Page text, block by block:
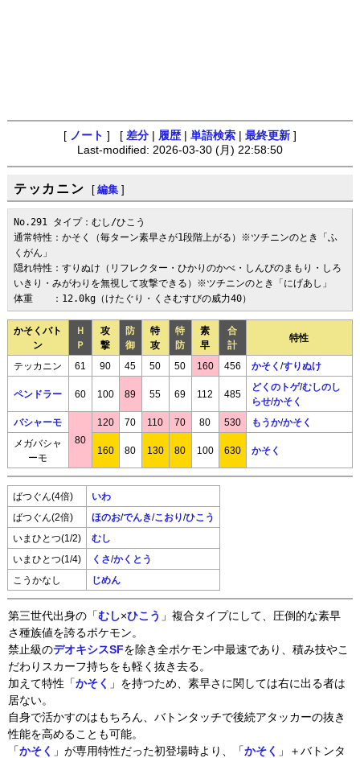
[ ノート ] [ 差分 履歴 単語検索 最終更新 ]
Last-modified: 2026-03-30 (月) 22:58:50
テッカニン [ 編集 ]
No.291 タイプ：むし/ひこう
通常特性：かそく（毎ターン素早さが1段階上がる）※ツチニンのとき「ふ
くがん」
隠れ特性：すりぬけ（リフレクター・ひかりのかべ・しんぴのまもり・しろ
いきり・みがわりを無視して攻撃できる）※ツチニンのとき「にげあし」
体重　　：12.0kg（けたぐり・くさむすびの威力40）
かそくバト
ン
Ｈ
Ｐ
攻
撃
防
御
特
攻
特
防
素
早
合
計
特性
テッカニン 61 90 45 50 50 160 456 かそく /すりぬけ
ペンドラー 60 100 89 55 69 112 485
どくのトゲ/むしのし
らせ/かそく
バシャーモ
80
120 70 110 70 80 530 もうか/かそく
メガバシャ
ーモ
160 80 130 80 100 630 かそく
ばつぐん(4倍) いわ
ばつぐん(2倍) ほのお/でんき/こおり/ひこう
いまひとつ(1/2) むし
いまひとつ(1/4) くさ/かくとう
こうかなし じめん
第三世代出身の「むし×ひこう 」複合タイプにして、圧倒的な素早
さ種族値を誇るポケモン。
禁止級のデオキシスSFを除き全ポケモン中最速であり、積み技やこ
だわりスカーフ持ちをも軽く抜き去る。
加えて特性「かそく 」を持つため、素早さに関しては右に出る者は
居ない。
自身で活かすのはもちろん、バトンタッチで後続アタッカーの抜き
性能を高めることも可能。
「かそく 」が専用特性だった初登場時より、「かそく 」＋バトンタ